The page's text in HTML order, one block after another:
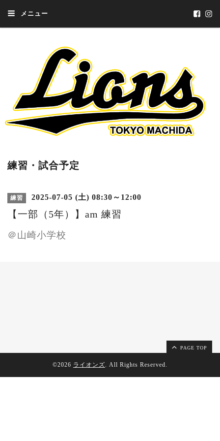
メニュー
練習・試合予定
練習 2025-07-05 (土) 08:30～12:00
【一部（5年）】am 練習
＠山崎小学校
PAGE TOP
©2026 ライオンズ. All Rights Reserved.